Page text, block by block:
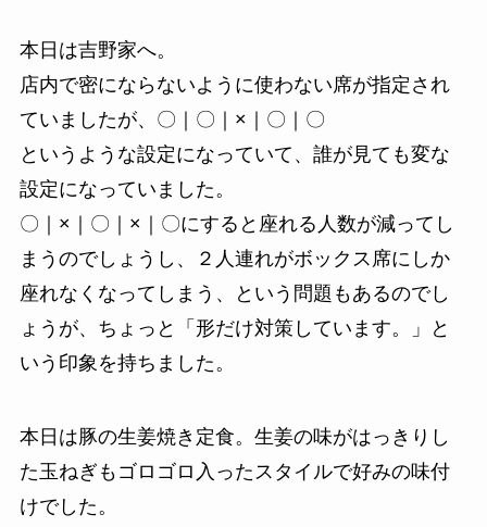
本日は吉野家へ。
店内で密にならないように使わない席が指定され
ていましたが、〇｜〇｜×｜〇｜〇
というような設定になっていて、誰が見ても変な
設定になっていました。
〇｜×｜〇｜×｜〇にすると座れる人数が減ってし
まうのでしょうし、２人連れがボックス席にしか
座れなくなってしまう、という問題もあるのでし
ょうが、ちょっと「形だけ対策しています。」と
いう印象を持ちました。
本日は豚の生姜焼き定食。生姜の味がはっきりし
た玉ねぎもゴロゴロ入ったスタイルで好みの味付
けでした。